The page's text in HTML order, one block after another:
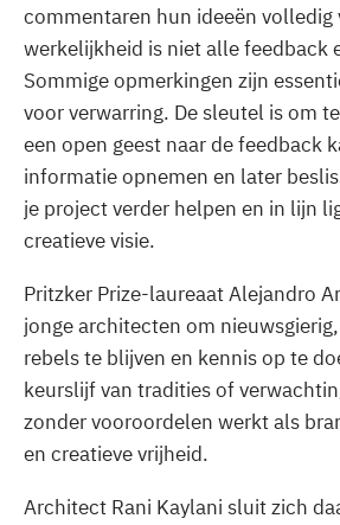
commentaren hun ideeën volledig
werkelijkheid is niet alle feedback
Sommige opmerkingen zijn
voor verwarring. De sleutel is om
een open geest naar de feedback
informatie opnemen en later
je project verder helpen en in lijn
creatieve visie.
Pritzker Prize-laureaat Alejandro
jonge architecten om
rebels te blijven en kennis op te
keurslijf van tradities of
zonder vooroordelen werkt als
en creatieve vrijheid.
Architect Rani Kaylani sluit zich